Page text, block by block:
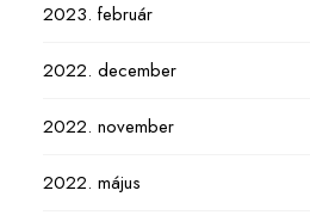
2023. február
2022. december
2022. november
2022. május